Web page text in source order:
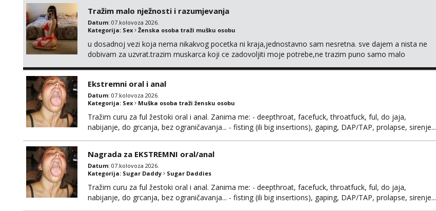
Tražim malo nježnosti i razumjevanja
Datum: 07.kolovoza 2026.
Kategorija: Sex Ženska osoba traži mušku osobu
u dosadnoj vezi koja nema nikakvog pocetka ni kraja,jednostavno sam nesretna. sve dajem a nista ne
dobivam za uzvrat.trazim muskarca koji ce zadovoljiti moje potrebe,ne trazim puno samo malo
Ekstremni oral i anal
Datum: 07.kolovoza 2026.
Kategorija: Sex Muška osoba traži žensku osobu
Tražim curu za ful žestoki oral i anal. Zanima me: - deepthroat, facefuck, throatfuck, ful, do jaja,
nabijanje, do grcanja, bez ograničavanja... - fisting (ili big insertions), gaping, DAP/TAP, prolapse, sirenje...
Nagrada za EKSTREMNI oral/anal
Datum: 07.kolovoza 2026.
Kategorija: Sugar Daddy Sugar Daddies
Tražim curu za ful žestoki oral i anal. Zanima me: - deepthroat, facefuck, throatfuck, ful, do jaja,
nabijanje, do grcanja, bez ograničavanja... - fisting (ili big insertions), gaping, DAP/TAP, prolapse, sirenje...